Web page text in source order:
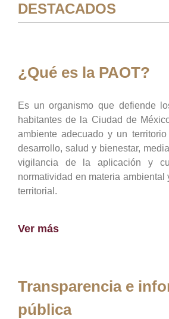
DESTACADOS
¿Qué es la PAOT?
Es un organismo que defiende
habitantes de la Ciudad de
ambiente adecuado y un
desarrollo, salud y bienestar,
vigilancia de la aplicación y
normatividad en materia ambiental
territorial.
Ver más
Transparencia e
pública